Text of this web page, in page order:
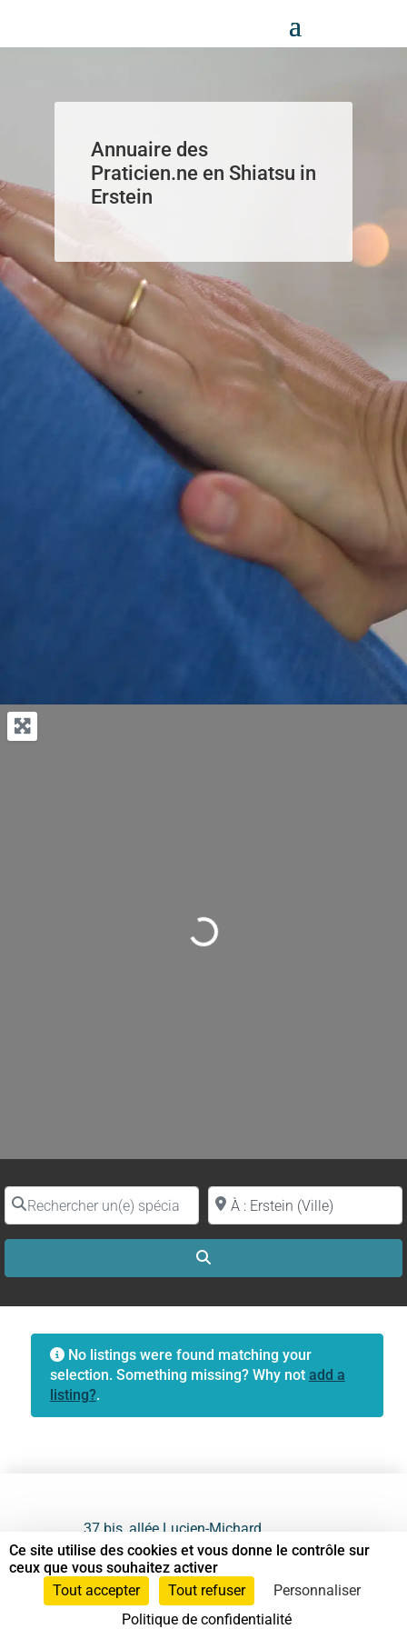
Annuaire des
Praticien.ne en Shiatsu in
Erstein
Loading...
Rechercher un(e) spécialiste par nomProche de (ville ou région)
No listings were found matching your
selection. Something missing? Why not add a
listing?.
37 bis, allée Lucien-Michard
93190 Livry-Gargan
06 61 87 28 09
Ce site utilise des cookies et vous donne le contrôle sur
ceux que vous souhaitez activer
Tout accepter
Tout refuser
Personnaliser
Politique de confidentialité